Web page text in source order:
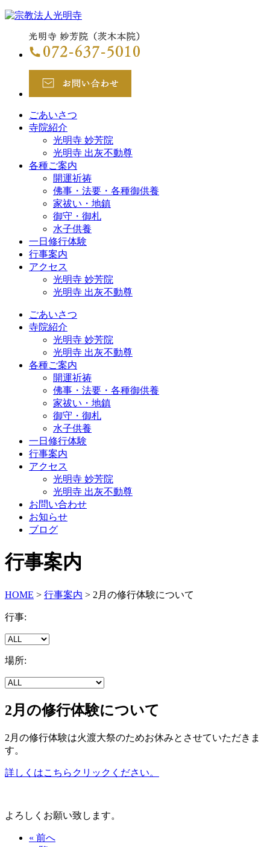
ごあいさつ
寺院紹介
光明寺 妙芳院
光明寺 出灰不動尊
各種ご案内
開運祈祷
佛事・法要・各種御供養
家祓い・地鎮
御守・御札
水子供養
一日修行体験
行事案内
アクセス
光明寺 妙芳院
光明寺 出灰不動尊
ごあいさつ
寺院紹介
光明寺 妙芳院
光明寺 出灰不動尊
各種ご案内
開運祈祷
佛事・法要・各種御供養
家祓い・地鎮
御守・御札
水子供養
一日修行体験
行事案内
アクセス
光明寺 妙芳院
光明寺 出灰不動尊
お問い合わせ
お知らせ
ブログ
行事案内
HOME > 行事案内 > 2月の修行体験について
行事:
場所:
2月の修行体験について
2月の修行体験は火渡大祭のためお休みとさせていただきま
す。
詳しくはこちらクリックください。
よろしくお願い致します。
« 前へ